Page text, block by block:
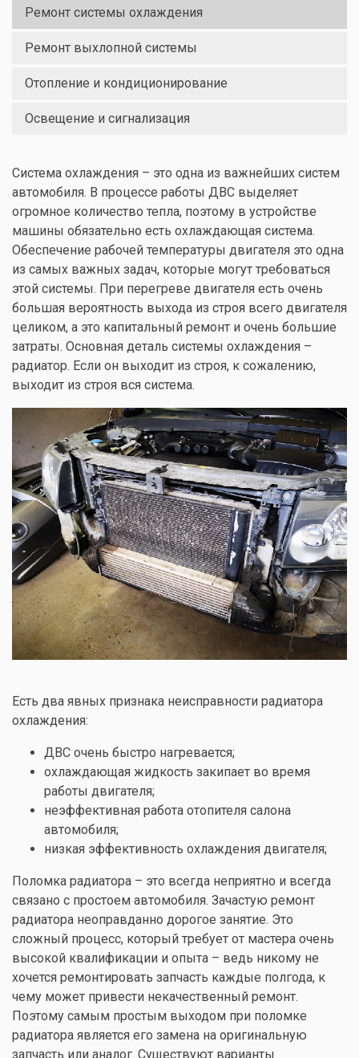
Ремонт системы охлаждения
Ремонт выхлопной системы
Отопление и кондиционирование
Освещение и сигнализация
Система охлаждения – это одна из важнейших систем
автомобиля. В процессе работы ДВС выделяет
огромное количество тепла, поэтому в устройстве
машины обязательно есть охлаждающая система.
Обеспечение рабочей температуры двигателя это одна
из самых важных задач, которые могут требоваться
этой системы. При перегреве двигателя есть очень
большая вероятность выхода из строя всего двигателя
целиком, а это капитальный ремонт и очень большие
затраты. Основная деталь системы охлаждения –
радиатор. Если он выходит из строя, к сожалению,
выходит из строя вся система.
Есть два явных признака неисправности радиатора
охлаждения:
ДВС очень быстро нагревается;
охлаждающая жидкость закипает во время
работы двигателя;
неэффективная работа отопителя салона
автомобиля;
низкая эффективность охлаждения двигателя;
Поломка радиатора – это всегда неприятно и всегда
связано с простоем автомобиля. Зачастую ремонт
радиатора неоправданно дорогое занятие. Это
сложный процесс, который требует от мастера очень
высокой квалификации и опыта – ведь никому не
хочется ремонтировать запчасть каждые полгода, к
чему может привести некачественный ремонт.
Поэтому самым простым выходом при поломке
радиатора является его замена на оригинальную
запчасть или аналог. Существуют варианты